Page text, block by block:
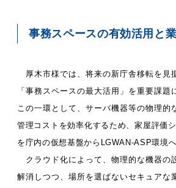
事務スペースの有効活用と
厚木市様では、将来の新庁舎移転を見
「事務スペースの最大活用」を重要課題
この一環として、サーバ機器等の物理的
管理コストを効率化するため、家屋評価
を庁内の仮想基盤からLGWAN-ASP環境
クラウド化によって、物理的な機器の
解消しつつ、場所を選ばないセキュアな